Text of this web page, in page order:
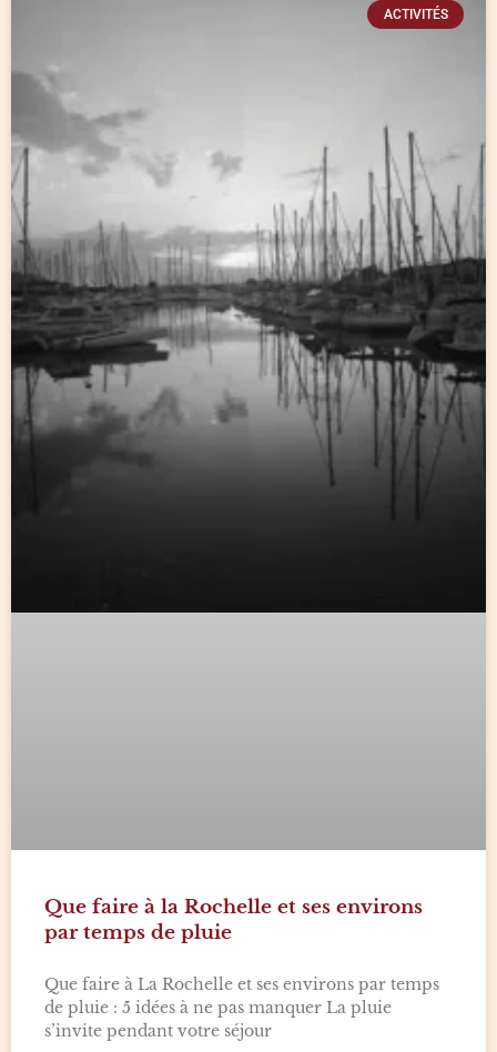
ACTIVITÉS
Que faire à la Rochelle et ses environs
par temps de pluie
Que faire à La Rochelle et ses environs par temps
de pluie : 5 idées à ne pas manquer La pluie
s’invite pendant votre séjour